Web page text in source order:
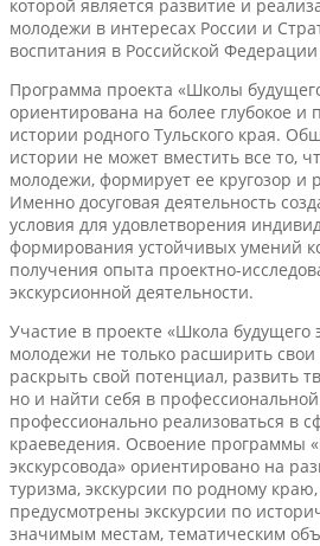
которой является развитие и
молодежи в интересах России и
воспитания в Российской
Программа проекта «Школы
ориентирована на более глубокое и
истории родного Тульского края.
истории не может вместить все то,
молодежи, формирует ее кругозор и
Именно досуговая деятельность
условия для удовлетворения
формирования устойчивых умений
получения опыта проектно-
экскурсионной деятельности.
Участие в проекте «Школа будущего
молодежи не только расширить
раскрыть свой потенциал, развить
но и найти себя в
профессионально реализоваться в
краеведения. Освоение программы
экскурсовода» ориентировано на
туризма, экскурсии по родному
предусмотрены экскурсии по
значимым местам, тематическим